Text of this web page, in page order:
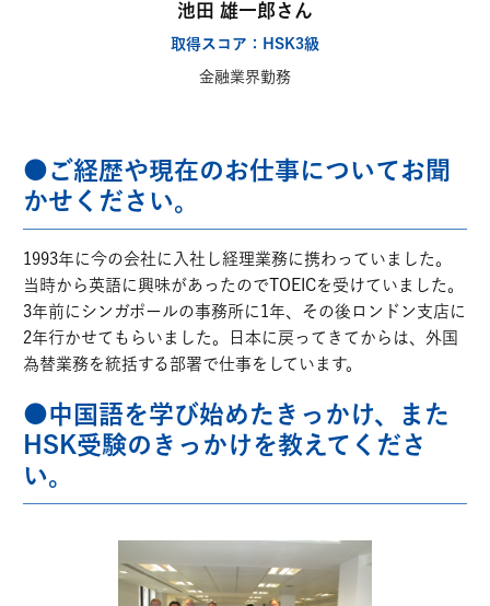
池田 雄一郎さん
取得スコア：HSK3級
金融業界勤務
●ご経歴や現在のお仕事についてお聞
かせください。
1993年に今の会社に入社し経理業務に携わっていました。
当時から英語に興味があったのでTOEICを受けていました。
3年前にシンガポールの事務所に1年、その後ロンドン支店に
2年行かせてもらいました。日本に戻ってきてからは、外国
為替業務を統括する部署で仕事をしています。
●中国語を学び始めたきっかけ、また
HSK受験のきっかけを教えてくださ
い。